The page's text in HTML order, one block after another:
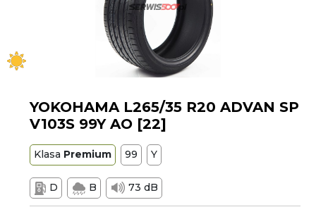
YOKOHAMA L265/35 R20 ADVAN SP
V103S 99Y AO [22]
Klasa Premium 99 Y
D B 73 dB